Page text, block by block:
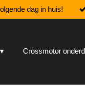
dag in huis!
Crossmotor